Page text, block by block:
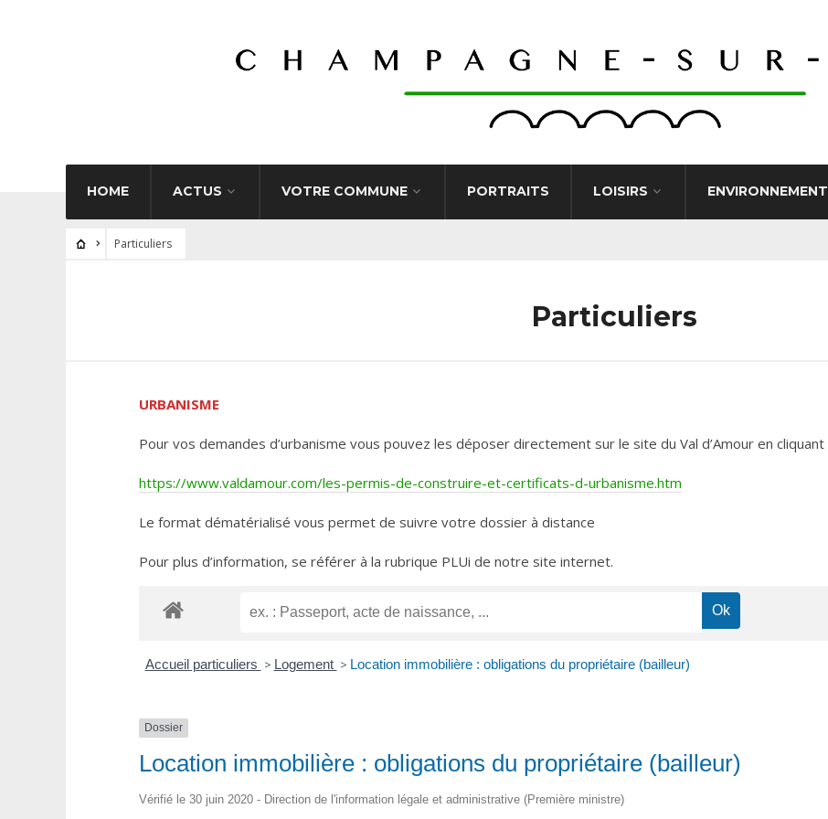
HOME ACTUS VOTRE COMMUNE PORTRAITS LOISIRS ENVIRONNEMENT
Particuliers
Particuliers
URBANISME
Pour vos demandes d’urbanisme vous pouvez les déposer directement sur le site du Val d’Amour en cliquant
https://www.valdamour.com/les-permis-de-construire-et-certificats-d-urbanisme.htm
Le format dématérialisé vous permet de suivre votre dossier à distance
Pour plus d’information, se référer à la rubrique PLUi de notre site internet.
Accueil particuliers > Logement > Location immobilière : obligations du propriétaire (bailleur)
Dossier
Location immobilière : obligations du propriétaire (bailleur)
Vérifié le 30 juin 2020 - Direction de l'information légale et administrative (Première ministre)